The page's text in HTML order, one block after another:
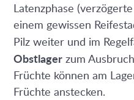
Latenzphase
einem gewissen
Pilz weiter und im
Obstlager zum
Früchte können am
Früchte anstecken.